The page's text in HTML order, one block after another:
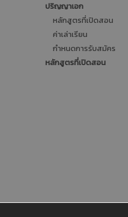
ปริญญาเอก
หลักสูตรที่เปิดสอน
ค่าเล่าเรียน
กำหนดการรับสมัคร
หลักสูตรที่เปิดสอน